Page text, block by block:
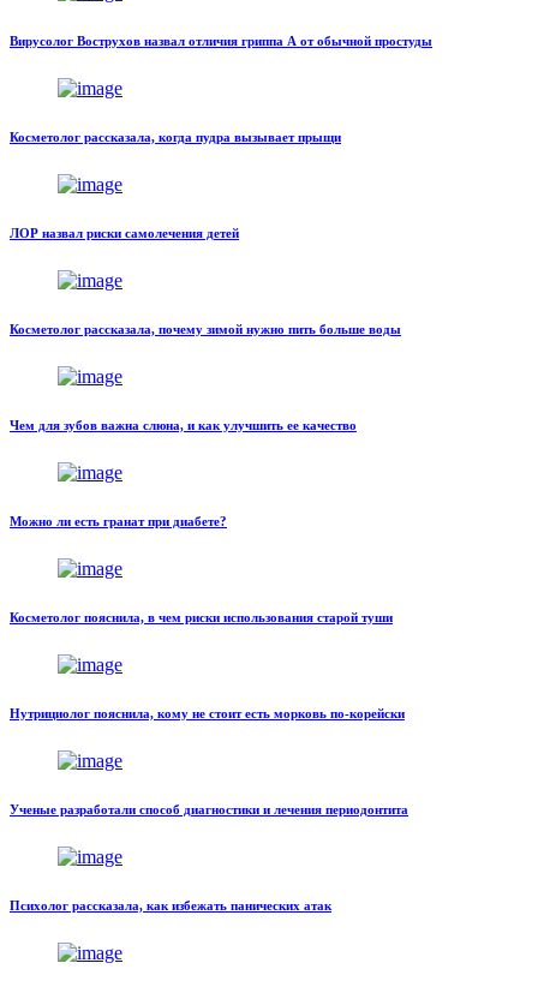
Вирусолог Вострухов назвал отличия гриппа А от обычной простуды
Косметолог рассказала, когда пудра вызывает прыщи
ЛОР назвал риски самолечения детей
Косметолог рассказала, почему зимой нужно пить больше воды
Чем для зубов важна слюна, и как улучшить ее качество
Можно ли есть гранат при диабете?
Косметолог пояснила, в чем риски использования старой туши
Нутрициолог пояснила, кому не стоит есть морковь по-корейски
Ученые разработали способ диагностики и лечения периодонтита
Психолог рассказала, как избежать панических атак